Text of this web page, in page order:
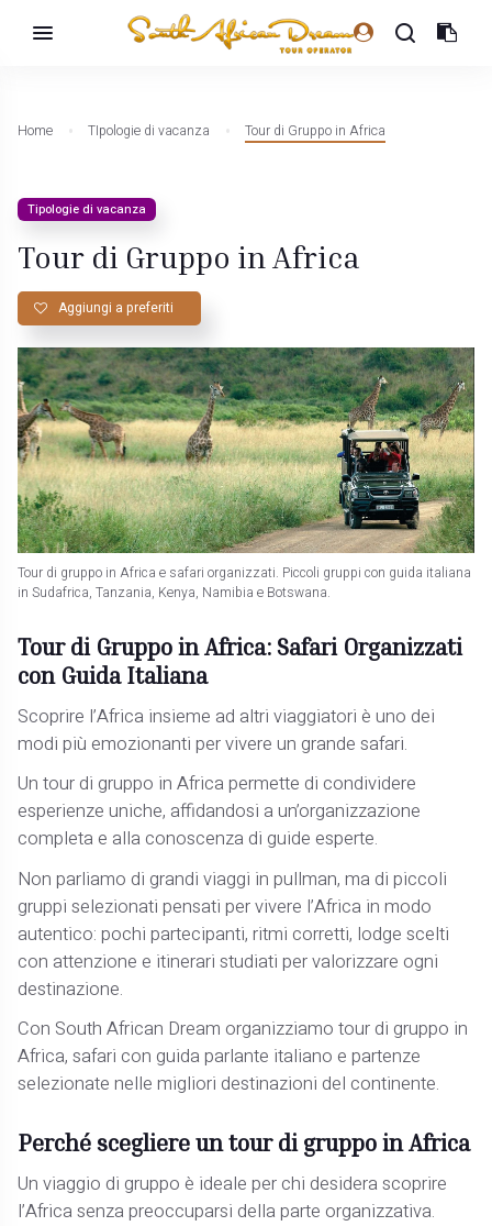
Home TIpologie di vacanza Tour di Gruppo in Africa
Tipologie di vacanza
Tour di Gruppo in Africa
Aggiungi a preferiti
Tour di gruppo in Africa e safari organizzati. Piccoli gruppi con guida italiana
in Sudafrica, Tanzania, Kenya, Namibia e Botswana.
Tour di Gruppo in Africa: Safari Organizzati
con Guida Italiana
Scoprire l’Africa insieme ad altri viaggiatori è uno dei
modi più emozionanti per vivere un grande safari.
Un tour di gruppo in Africa permette di condividere
esperienze uniche, affidandosi a un’organizzazione
completa e alla conoscenza di guide esperte.
Non parliamo di grandi viaggi in pullman, ma di piccoli
gruppi selezionati pensati per vivere l’Africa in modo
autentico: pochi partecipanti, ritmi corretti, lodge scelti
con attenzione e itinerari studiati per valorizzare ogni
destinazione.
Con South African Dream organizziamo tour di gruppo in
Africa, safari con guida parlante italiano e partenze
selezionate nelle migliori destinazioni del continente.
Perché scegliere un tour di gruppo in Africa
Un viaggio di gruppo è ideale per chi desidera scoprire
l’Africa senza preoccuparsi della parte organizzativa.